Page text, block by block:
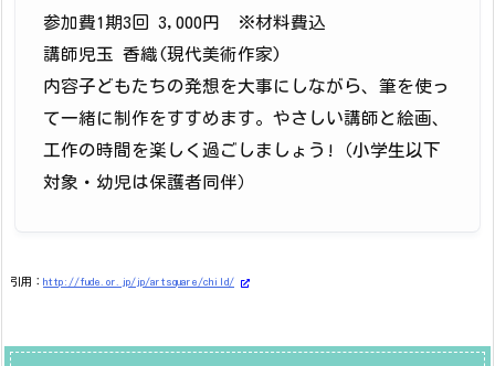
参加費1期3回 3,000円 ※材料費込
講師児玉 香織(現代美術作家)
内容子どもたちの発想を大事にしながら、筆を使っ
て一緒に制作をすすめます。やさしい講師と絵画、
工作の時間を楽しく過ごしましょう!（小学生以下
対象・幼児は保護者同伴）
引用： http://fude.or.jp/jp/artsquare/child/